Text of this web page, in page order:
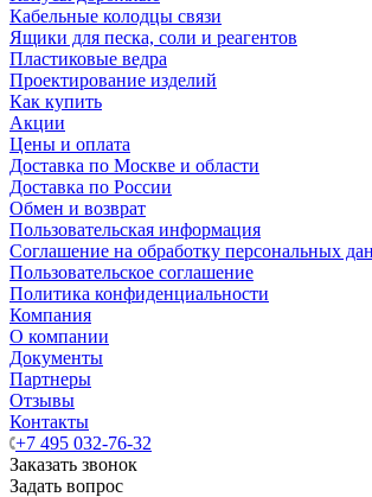
Кабельные колодцы связи
Ящики для песка, соли и реагентов
Пластиковые ведра
Проектирование изделий
Как купить
Акции
Цены и оплата
Доставка по Москве и области
Доставка по России
Обмен и возврат
Пользовательская информация
Соглашение на обработку персональных
Пользовательское соглашение
Политика конфиденциальности
Компания
О компании
Документы
Партнеры
Отзывы
Контакты
+7 495 032-76-32
Заказать звонок
Задать вопрос